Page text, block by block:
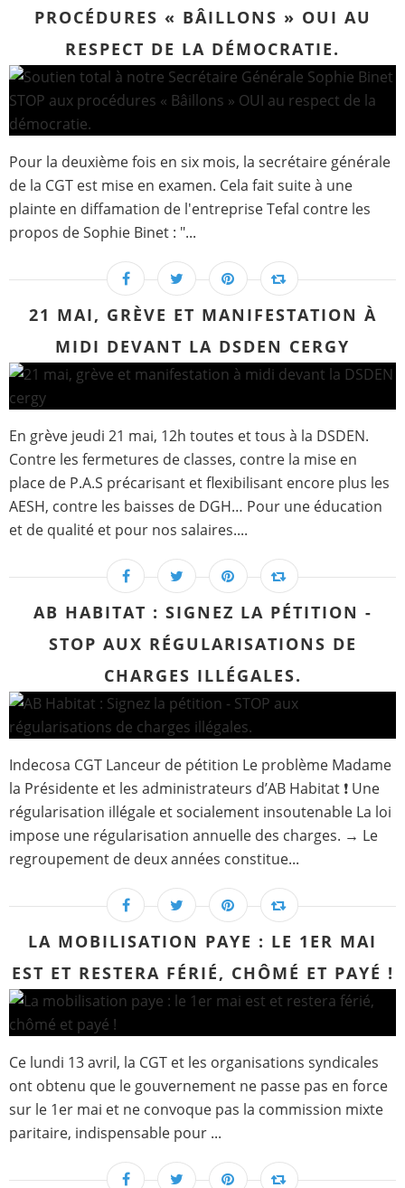
PROCÉDURES « BÂILLONS » OUI AU
RESPECT DE LA DÉMOCRATIE.
Pour la deuxième fois en six mois, la secrétaire générale
de la CGT est mise en examen. Cela fait suite à une
plainte en diffamation de l'entreprise Tefal contre les
propos de Sophie Binet : "...
21 MAI, GRÈVE ET MANIFESTATION À
MIDI DEVANT LA DSDEN CERGY
En grève jeudi 21 mai, 12h toutes et tous à la DSDEN.
Contre les fermetures de classes, contre la mise en
place de P.A.S précarisant et flexibilisant encore plus les
AESH, contre les baisses de DGH… Pour une éducation
et de qualité et pour nos salaires....
AB HABITAT : SIGNEZ LA PÉTITION -
STOP AUX RÉGULARISATIONS DE
CHARGES ILLÉGALES.
Indecosa CGT Lanceur de pétition Le problème Madame
la Présidente et les administrateurs d’AB Habitat ❗ Une
régularisation illégale et socialement insoutenable La loi
impose une régularisation annuelle des charges. → Le
regroupement de deux années constitue...
LA MOBILISATION PAYE : LE 1ER MAI
EST ET RESTERA FÉRIÉ, CHÔMÉ ET PAYÉ !
Ce lundi 13 avril, la CGT et les organisations syndicales
ont obtenu que le gouvernement ne passe pas en force
sur le 1er mai et ne convoque pas la commission mixte
paritaire, indispensable pour ...